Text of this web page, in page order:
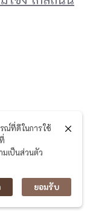
ณ์ที่ดีในการใช้
มเป็นส่วนตัว
ยอมรับ